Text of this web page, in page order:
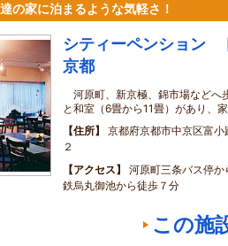
の家に泊まるような気軽さ！
シティーペンション
京都
河原町、新京極、錦市場などへ
と和室（6畳から11畳）があり、
住所
京都府京都市中京区富
２
アクセス
河原町三条バス停
鉄烏丸御池から徒歩７分
この施